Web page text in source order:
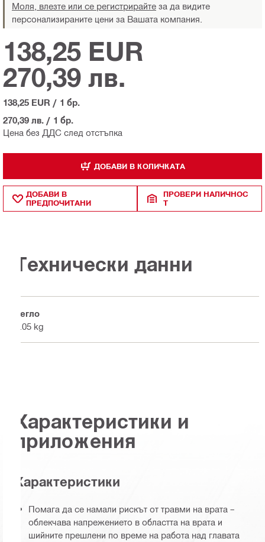
Моля, влезте или се регистрирайте за да видите
персонализираните цени за Вашата компания.
Цена без ДДС след отстъпка
138,25 EUR
270,39 лв.
138,25 EUR / 1 бр.
270,39 лв. / 1 бр.
ДОБАВИ В КОЛИЧКАТА
ДОБАВИ В
ПРЕДПОЧИТАНИ
ПРОВЕРИ НАЛИЧНОС
Т
Технически данни
Тегло
0.05 kg
Характеристики и
приложения
Характеристики
Помага да се намали рискът от травми на врата –
облекчава напрежението в областта на врата и
шийните прешлени по време на работа над главата